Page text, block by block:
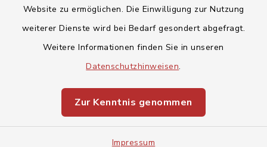
Website zu ermöglichen. Die Einwilligung zur Nutzung
weiterer Dienste wird bei Bedarf gesondert abgefragt.
Weitere Informationen finden Sie in unseren
Datenschutzhinweisen.
Zur Kenntnis genommen
Impressum
Barrierefreiheit
Impressum
Sitemap